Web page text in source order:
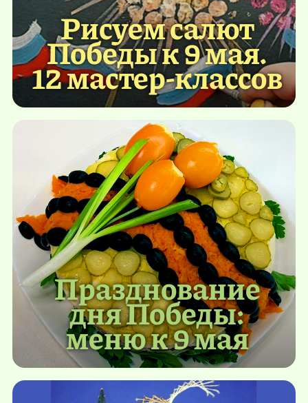
Рисуем салют
Победы к 9 мая.
12 мастер-классов
Празднование
дня Победы:
меню к 9 мая